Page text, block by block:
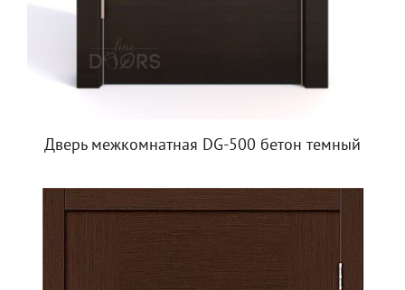
Дверь межкомнатная DG-500 бетон темный